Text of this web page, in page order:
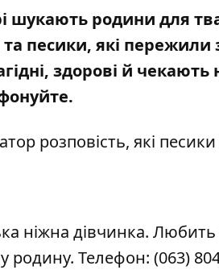
шукають родини для
песики, які пережили
здорові й
розповість, які
ніжна дівчинка. Любить
родину. Телефон: (063)